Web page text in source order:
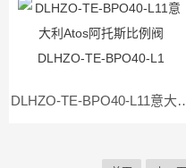
DLHZO-TE-BPO40-L11意大利Atos